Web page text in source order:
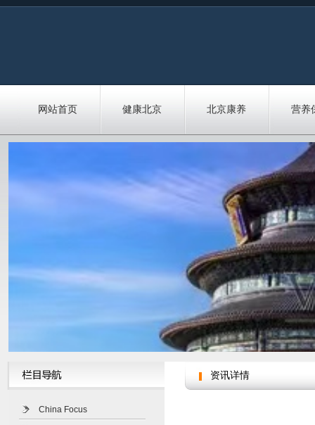
网站首页 健康北京 北京康养 营养
China Focus
资讯详情